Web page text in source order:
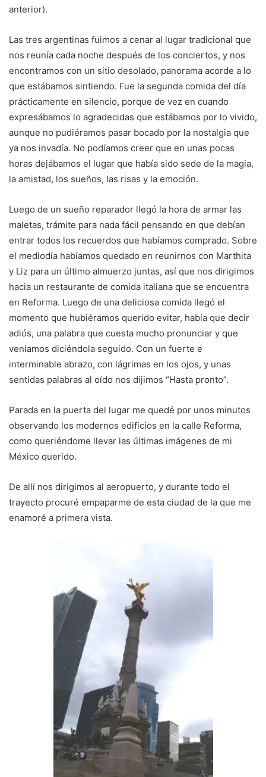
anterior).
Las tres argentinas fuimos a cenar al lugar tradicional que
nos reunía cada noche después de los conciertos, y nos
encontramos con un sitio desolado, panorama acorde a lo
que estábamos sintiendo. Fue la segunda comida del día
prácticamente en silencio, porque de vez en cuando
expresábamos lo agradecidas que estábamos por lo vivido,
aunque no pudiéramos pasar bocado por la nostalgia que
ya nos invadía. No podíamos creer que en unas pocas
horas dejábamos el lugar que había sido sede de la magia,
la amistad, los sueños, las risas y la emoción.
Luego de un sueño reparador llegó la hora de armar las
maletas, trámite para nada fácil pensando en que debían
entrar todos los recuerdos que habíamos comprado. Sobre
el mediodía habíamos quedado en reunirnos con Marthita
y Liz para un último almuerzo juntas, así que nos dirigimos
hacia un restaurante de comida italiana que se encuentra
en Reforma. Luego de una deliciosa comida llegó el
momento que hubiéramos querido evitar, había que decir
adiós, una palabra que cuesta mucho pronunciar y que
veníamos diciéndola seguido. Con un fuerte e
interminable abrazo, con lágrimas en los ojos, y unas
sentidas palabras al oído nos dijimos “Hasta pronto”.
Parada en la puerta del lugar me quedé por unos minutos
observando los modernos edificios en la calle Reforma,
como queriéndome llevar las últimas imágenes de mi
México querido.
De allí nos dirigimos al aeropuerto, y durante todo el
trayecto procuré empaparme de esta ciudad de la que me
enamoré a primera vista.